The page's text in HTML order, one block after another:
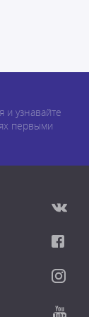
узнавайте
первыми